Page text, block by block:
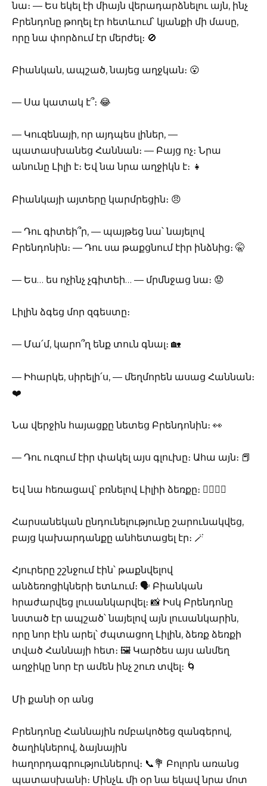
նա։ — Ես եկել էի միայն վերադարձնելու այն, ինչ
Բրենդոնը թողել էր հետևում՝ կյանքի մի մասը,
որը նա փորձում էր մերժել։ 🚫
Բիանկան, ապշած, նայեց աղջկան։ 😮
— Սա կատակ է՞։ 😂
— Կուզենայի, որ այդպես լիներ, —
պատասխանեց Հաննան։ — Բայց ոչ։ Նրա
անունը Լիլի է։ Եվ նա նրա աղջիկն է։ 👧
Բիանկայի այտերը կարմրեցին։ 😠
— Դու գիտեի՞ր, — պայթեց նա՝ նայելով
Բրենդոնին։ — Դու սա թաքցնում էիր ինձնից։ 🤫
— Ես… ես ոչինչ չգիտեի… — մրմնջաց նա։ 😟
Լիլին ձգեց մոր զգեստը։
— Մա՛մ, կարո՞ղ ենք տուն գնալ։ 🏡
— Իհարկե, սիրելի՛ս, — մեղմորեն ասաց Հաննան։
❤️
Նա վերջին հայացքը նետեց Բրենդոնին։ 👀
— Դու ուզում էիր փակել այս գլուխը։ Ահա այն։ 📕
Եվ նա հեռացավ՝ բռնելով Լիլիի ձեռքը։ 🚶‍♀️🚶‍♀️
Հարսանեկան ընդունելությունը շարունակվեց,
բայց կախարդանքը անհետացել էր։ 🪄
Հյուրերը շշնջում էին՝ թաքնվելով
անձեռոցիկների ետևում։ 🗣️ Բիանկան
հրաժարվեց լուսանկարվել։ 📸 Իսկ Բրենդոնը
նստած էր ապշած՝ նայելով այն լուսանկարին,
որը նոր էին արել՝ ժպտացող Լիլին, ձեռք ձեռքի
տված Հաննայի հետ։ 🖼️ Կարծես այս անմեղ
աղջիկը նոր էր ամեն ինչ շուռ տվել։ 🌀
Մի քանի օր անց
Բրենդոնը Հաննային ռմբակոծեց զանգերով,
ծաղիկներով, ձայնային
հաղորդագրություններով։ 📞💐 Բոլորն առանց
պատասխանի։ Մինչև մի օր նա եկավ նրա մոտ